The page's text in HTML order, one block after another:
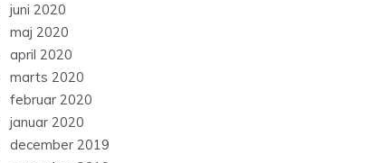
juni 2020
maj 2020
april 2020
marts 2020
februar 2020
januar 2020
december 2019